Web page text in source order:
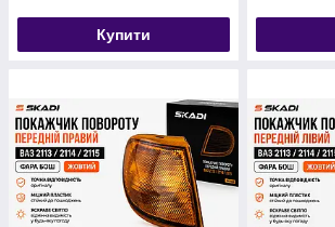
Купити